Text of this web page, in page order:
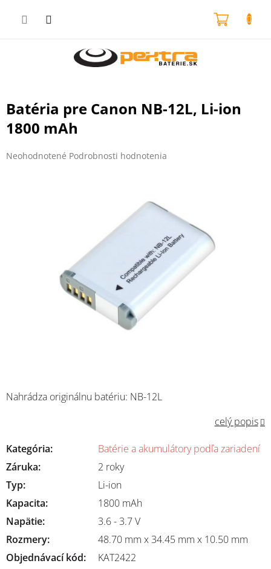
Batéria pre Canon NB-12L, Li-ion
1800 mAh
Priemerné
Neohodnotené Podrobnosti hodnotenia
Nahrádza originálnu batériu: NB-12L
celý popis
Kategória:
Batérie a akumulátory podľa zariadení
Záruka:
2 roky
Typ:
Li-ion
Kapacita:
1800 mAh
Napätie:
3.6 - 3.7 V
Rozmery:
48.70 mm x 34.45 mm x 10.50 mm
Objednávací kód:
KAT2422